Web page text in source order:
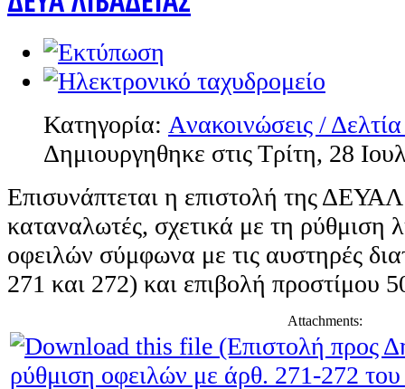
Κατηγορία: Aνακοινώσεις /
Δημιουργηθηκε στις Τρίτη, 28
Επισυνάπτεται η επιστολή της
καταναλωτές, σχετικά με τη ρύθμιση
οφειλών σύμφωνα με τις αυστηρές
271 και 272) και επιβολή προστίμου
Attachments: